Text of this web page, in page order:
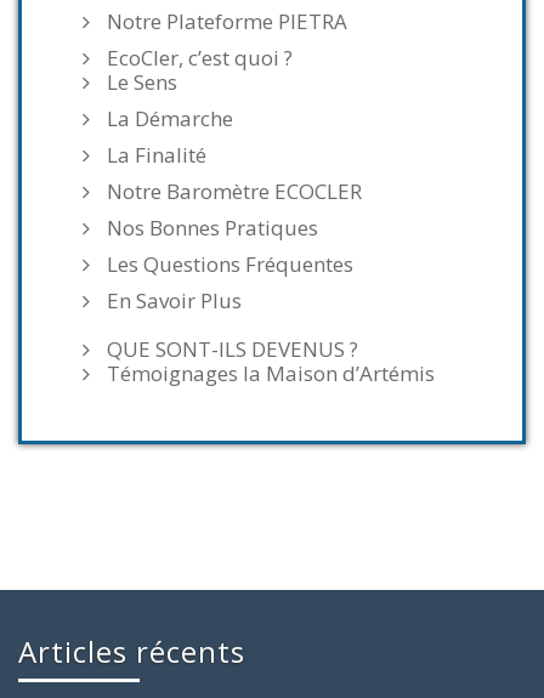
Notre Plateforme PIETRA
EcoCler, c’est quoi ?
Le Sens
La Démarche
La Finalité
Notre Baromètre ECOCLER
Nos Bonnes Pratiques
Les Questions Fréquentes
En Savoir Plus
QUE SONT-ILS DEVENUS ?
Témoignages la Maison d’Artémis
Articles récents